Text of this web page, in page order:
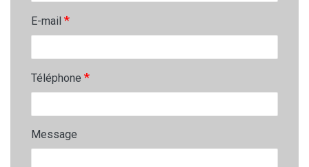
E-mail *
Téléphone *
Message